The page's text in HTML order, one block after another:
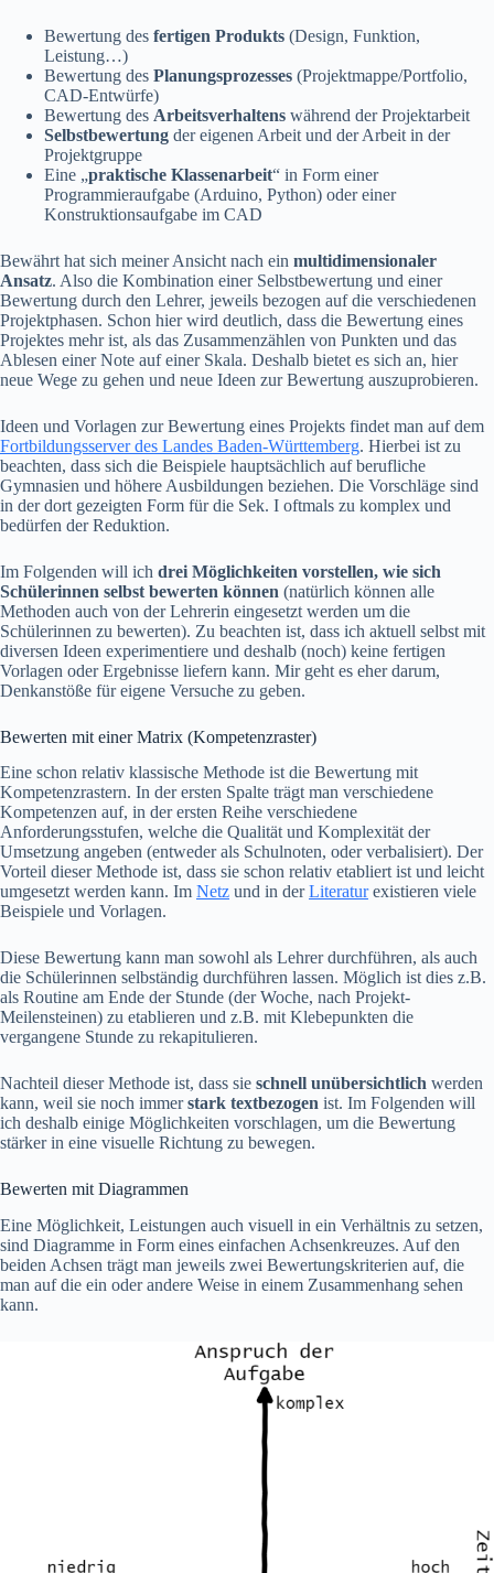
Bewertung des fertigen Produkts (Design, Funktion,
Leistung…)
Bewertung des Planungsprozesses (Projektmappe/Portfolio,
CAD-Entwürfe)
Bewertung des Arbeitsverhaltens während der Projektarbeit
Selbstbewertung der eigenen Arbeit und der Arbeit in der
Projektgruppe
Eine „praktische Klassenarbeit“ in Form einer
Programmieraufgabe (Arduino, Python) oder einer
Konstruktionsaufgabe im CAD
Bewährt hat sich meiner Ansicht nach ein multidimensionaler
Ansatz. Also die Kombination einer Selbstbewertung und einer
Bewertung durch den Lehrer, jeweils bezogen auf die verschiedenen
Projektphasen. Schon hier wird deutlich, dass die Bewertung eines
Projektes mehr ist, als das Zusammenzählen von Punkten und das
Ablesen einer Note auf einer Skala. Deshalb bietet es sich an, hier
neue Wege zu gehen und neue Ideen zur Bewertung auszuprobieren.
Ideen und Vorlagen zur Bewertung eines Projekts findet man auf dem
Fortbildungsserver des Landes Baden-Württemberg. Hierbei ist zu
beachten, dass sich die Beispiele hauptsächlich auf berufliche
Gymnasien und höhere Ausbildungen beziehen. Die Vorschläge sind
in der dort gezeigten Form für die Sek. I oftmals zu komplex und
bedürfen der Reduktion.
Im Folgenden will ich drei Möglichkeiten vorstellen, wie sich
Schülerinnen selbst bewerten können (natürlich können alle
Methoden auch von der Lehrerin eingesetzt werden um die
Schülerinnen zu bewerten). Zu beachten ist, dass ich aktuell selbst mit
diversen Ideen experimentiere und deshalb (noch) keine fertigen
Vorlagen oder Ergebnisse liefern kann. Mir geht es eher darum,
Denkanstöße für eigene Versuche zu geben.
Bewerten mit einer Matrix (Kompetenzraster)
Eine schon relativ klassische Methode ist die Bewertung mit
Kompetenzrastern. In der ersten Spalte trägt man verschiedene
Kompetenzen auf, in der ersten Reihe verschiedene
Anforderungsstufen, welche die Qualität und Komplexität der
Umsetzung angeben (entweder als Schulnoten, oder verbalisiert). Der
Vorteil dieser Methode ist, dass sie schon relativ etabliert ist und leicht
umgesetzt werden kann. Im Netz und in derLiteraturexistieren viele
Beispiele und Vorlagen.
Diese Bewertung kann man sowohl als Lehrer durchführen, als auch
die Schülerinnen selbständig durchführen lassen. Möglich ist dies z.B.
als Routine am Ende der Stunde (der Woche, nach Projekt-
Meilensteinen) zu etablieren und z.B. mit Klebepunkten die
vergangene Stunde zu rekapitulieren.
Nachteil dieser Methode ist, dass sie schnell unübersichtlich werden
kann, weil sie noch immerstark textbezogen ist. Im Folgenden will
ich deshalb einige Möglichkeiten vorschlagen, um die Bewertung
stärker in eine visuelle Richtung zu bewegen.
Bewerten mit Diagrammen
Eine Möglichkeit, Leistungen auch visuell in ein Verhältnis zu setzen,
sind Diagramme in Form eines einfachen Achsenkreuzes. Auf den
beiden Achsen trägt man jeweils zwei Bewertungskriterien auf, die
man auf die ein oder andere Weise in einem Zusammenhang sehen
kann.